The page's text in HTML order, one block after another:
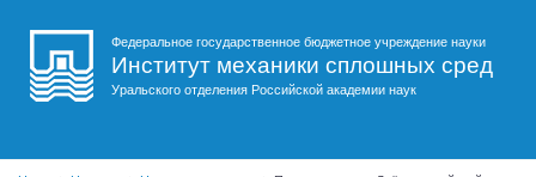
Федеральное государственное бюджетное учреждение науки
Институт механики сплошных сред
Уральского отделения Российской академии наук